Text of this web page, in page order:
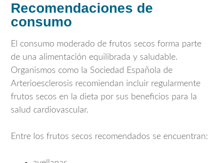
Recomendaciones de
consumo
El consumo moderado de frutos secos forma parte
de una alimentación equilibrada y saludable.
Organismos como la Sociedad Española de
Arterioesclerosis recomiendan incluir regularmente
frutos secos en la dieta por sus beneficios para la
salud cardiovascular.
Entre los frutos secos recomendados se encuentran: